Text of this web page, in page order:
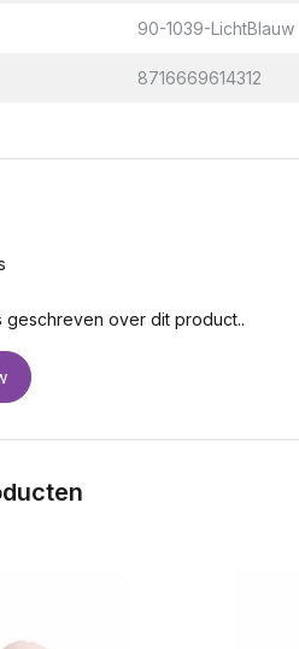
90-1039-LichtBlauw
8716669614312
geschreven over dit product..